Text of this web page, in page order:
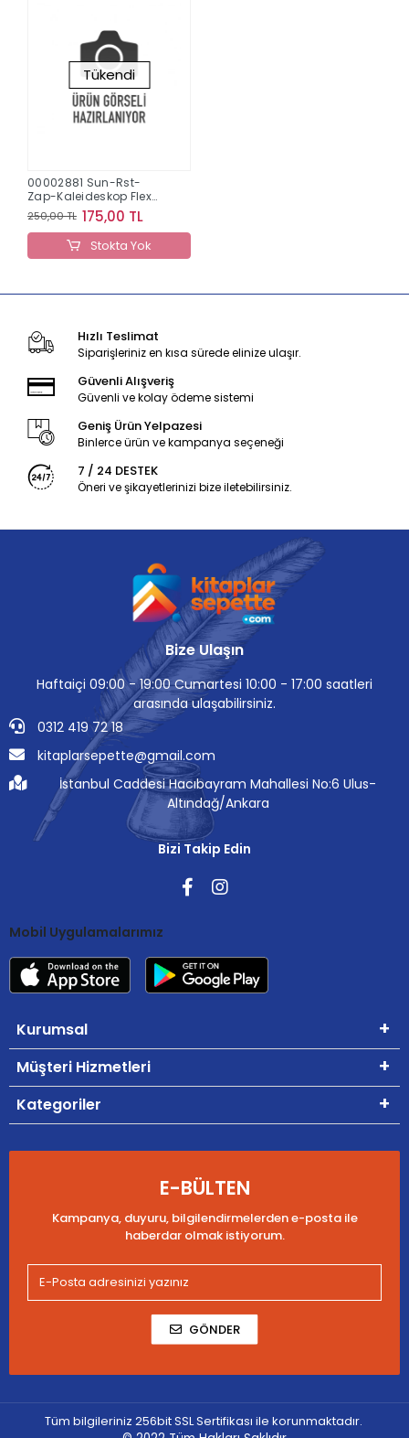
Tükendi
00002881 Sun-Rst-
Zap-Kaleideskop Flex
31,5Cm.2A.6D.
250,00 TL 175,00 TL
Stokta Yok
Hızlı Teslimat
Siparişleriniz en kısa sürede elinize ulaşır.
Güvenli Alışveriş
Güvenli ve kolay ödeme sistemi
Geniş Ürün Yelpazesi
Binlerce ürün ve kampanya seçeneği
7 / 24 DESTEK
Öneri ve şikayetlerinizi bize iletebilirsiniz.
Bize Ulaşın
Haftaiçi 09:00 - 19:00 Cumartesi 10:00 - 17:00 saatleri
arasında ulaşabilirsiniz.
0312 419 72 18
kitaplarsepette@gmail.com
İstanbul Caddesi Hacıbayram Mahallesi No:6 Ulus-
Altındağ/Ankara
Bizi Takip Edin
Mobil Uygulamalarımız
Kurumsal
Müşteri Hizmetleri
Kategoriler
E-BÜLTEN
Kampanya, duyuru, bilgilendirmelerden e-posta ile
haberdar olmak istiyorum.
GÖNDER
Tüm bilgileriniz 256bit SSL Sertifikası ile korunmaktadır.